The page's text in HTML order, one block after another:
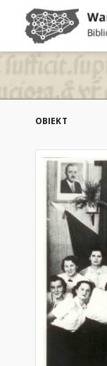
OBIEKT